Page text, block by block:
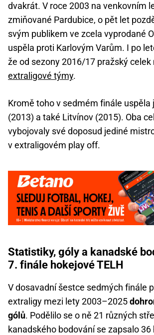
dvakrát. V roce 2003 na venkovním
zmiňované Pardubice, o pět let
svým publikem ve zcela vyprodané
uspěla proti Karlovým Varům. I po
že od sezony 2016/17 pražský celek
extraligové týmy.
Kromě toho v sedmém finále uspěla
(2013) a také Litvínov (2015). Oba
vybojovaly své doposud jediné
v extraligovém play off.
Statistiky, góly a kanadské
7. finále hokejové TELH
V dosavadní šestce sedmých finále
extraligy mezi lety 2003–2025
gólů. Podělilo se o ně 21 různých
kanadského bodování se zapsalo 36